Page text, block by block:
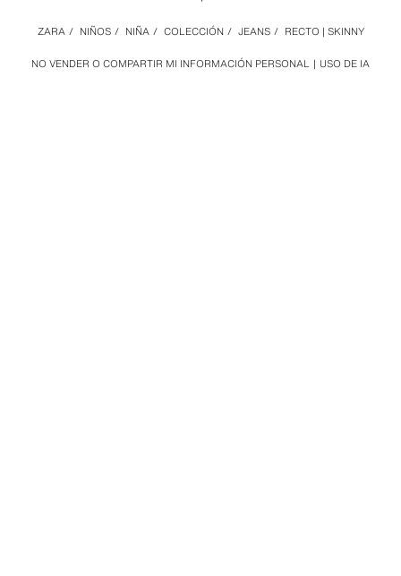
NO VENDER O COMPARTIR MI INFORMACIÓN PERSONAL USO DE IA
ZARA / NIÑOS / NIÑA / COLECCIÓN / JEANS / RECTO | SKINNY